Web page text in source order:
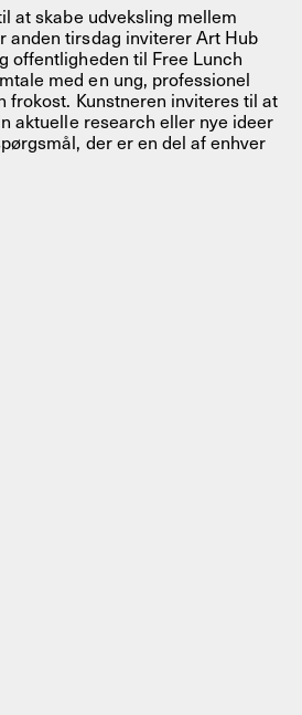
at skabe udveksling mellem
anden tirsdag inviterer Art Hub
offentligheden til Free Lunch
med en ung, professionel
frokost. Kunstneren inviteres til at
aktuelle research eller nye ideer
der er en del af enhver